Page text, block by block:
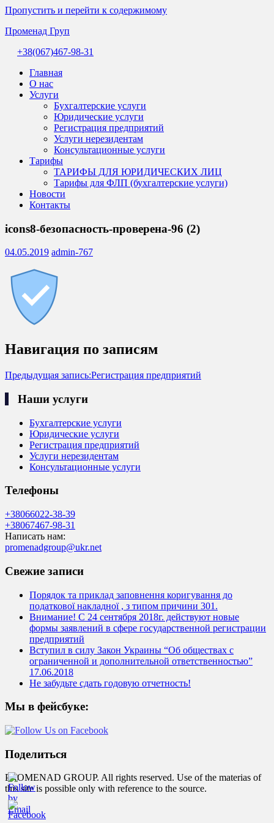
Пропустить и перейти к содержимому
Променад Груп
бухгалтерські
послуги
професійна
допомога
бухгалтера.
Надійний
бізнесу
+38(067)467-98-31
Главная
О нас
Услуги
Бухгалтерские услуги
Юридические услуги
Регистрация предприятий
Услуги нерезидентам
Консультационные услуги
Тарифы
ТАРИФЫ ДЛЯ ЮРИДИЧЕСКИХ ЛИЦ
Тарифы для ФЛП (бухгалтерские услуги)
Новости
Контакты
icons8-безопасность-проверена-96 (2)
04.05.2019 admin-767
Навигация по записям
Предыдущая запись:Регистрация предприятий
Наши услуги
Бухгалтерские услуги
Юридические услуги
Регистрация предприятий
Услуги нерезидентам
Консультационные услуги
Телефоны
+38066022-38-39
+38067467-98-31
Написать нам:
promenadgroup@ukr.net
Свежие записи
Порядок та приклад заповнення коригування до
податкової накладної , з типом причини 301.
Внимание! С 24 сентября 2018г. действуют новые
формы заявлений в сфере государственной регистрации
предприятий
Вступил в силу Закон Украины “Об обществах с
ограниченной и дополнительной ответственностью”
17.06.2018
Не забудьте сдать годовую отчетность!
Мы в фейсбуке:
Поделиться
PROMENAD GROUP. All rights reserved. Use of the materias of
this site is possible only with reference to the source.